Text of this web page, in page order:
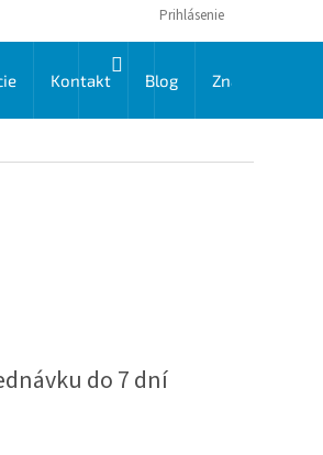
Prihlásenie
NÁKUPNÝ
Kontakt Blog Značky
do 7 dní